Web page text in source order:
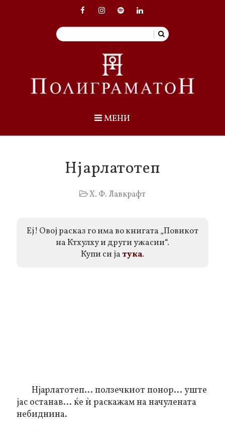
МЕНИ
Нјарлатотеп
Х. Ф. Лавкрафт
Еј! Овој расказ го има во книгата „Повикот
на Ктхулху и други ужасии“.
Купи си јатука.
Нјарлатотеп... ползечкиот понор... уште
јас останав... ќе ѝ раскажам на начулената
небиднина.